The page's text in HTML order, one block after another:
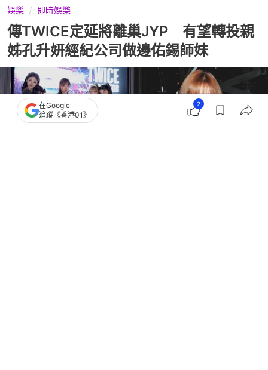
娛樂 即時娛樂
傳TWICE定延將離巢JYP 有望轉投親
姊孔升妍經紀公司做邊佑錫師妹
在Google
追蹤《香港01》
2